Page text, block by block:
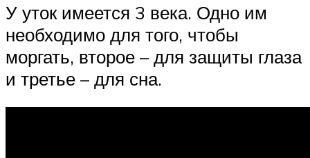
У уток имеется 3 века. Одно им
необходимо для того, чтобы
моргать, второе – для защиты глаза
и третье – для сна.